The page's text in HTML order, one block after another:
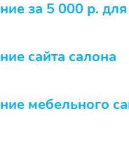
за 5 000 р. для
сайта салона
мебельного